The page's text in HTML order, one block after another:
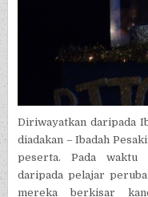
Diriwayatkan daripada
diadakan – Ibadah
peserta. Pada
daripada pelajar
mereka berkisar